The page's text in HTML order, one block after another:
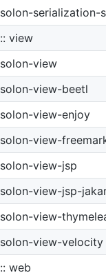
solon-serialization-
:: view
solon-view
solon-view-beetl
solon-view-enjoy
solon-view-
solon-view-jsp
solon-view-jsp-
solon-view-
solon-view-velocity
:: web